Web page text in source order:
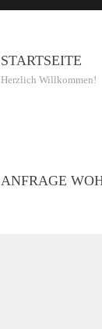
STARTSEITE
Herzlich Willkommen!
ANFRAGE